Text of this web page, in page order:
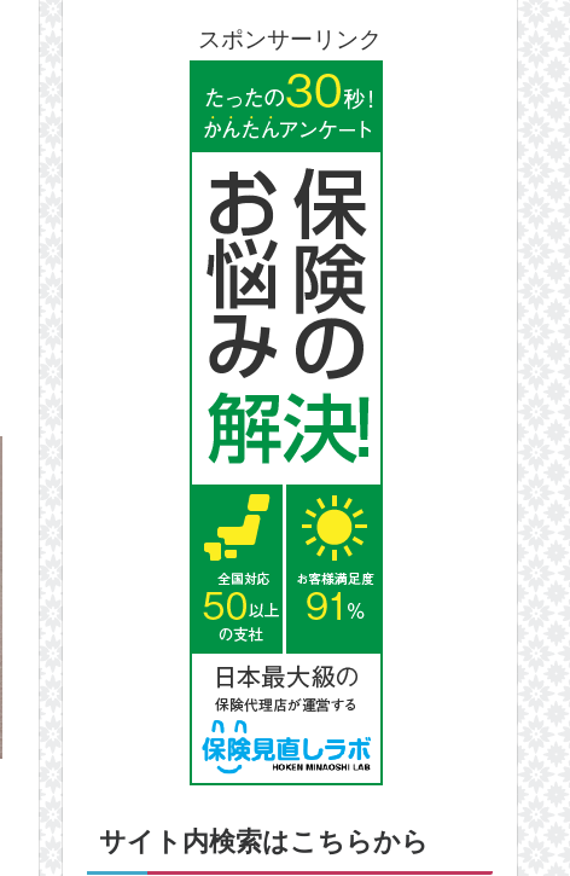
スポンサーリンク
サイト内検索はこちらから